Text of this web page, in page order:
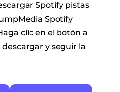
Spotify pistas
Spotify
clic en el botón a
y seguir la